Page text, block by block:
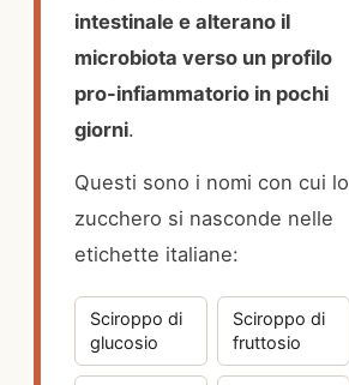
intestinale e alterano il
microbiota verso un profilo
pro-infiammatorio in pochi
giorni.
Questi sono i nomi con cui lo
zucchero si nasconde nelle
etichette italiane:
Sciroppo di
glucosio
Sciroppo di
fruttosio